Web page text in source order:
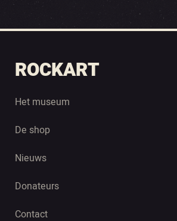
ROCKART
Het museum
De shop
Nieuws
Donateurs
Contact